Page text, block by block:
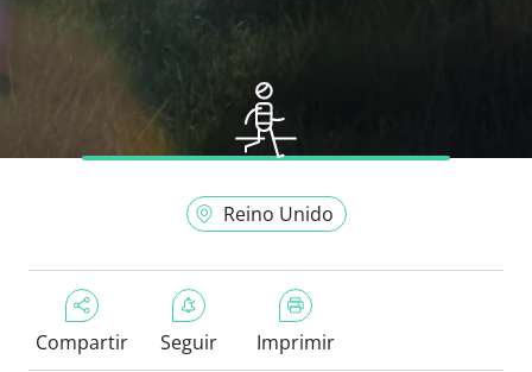
Reino Unido
Compartir Seguir Imprimir